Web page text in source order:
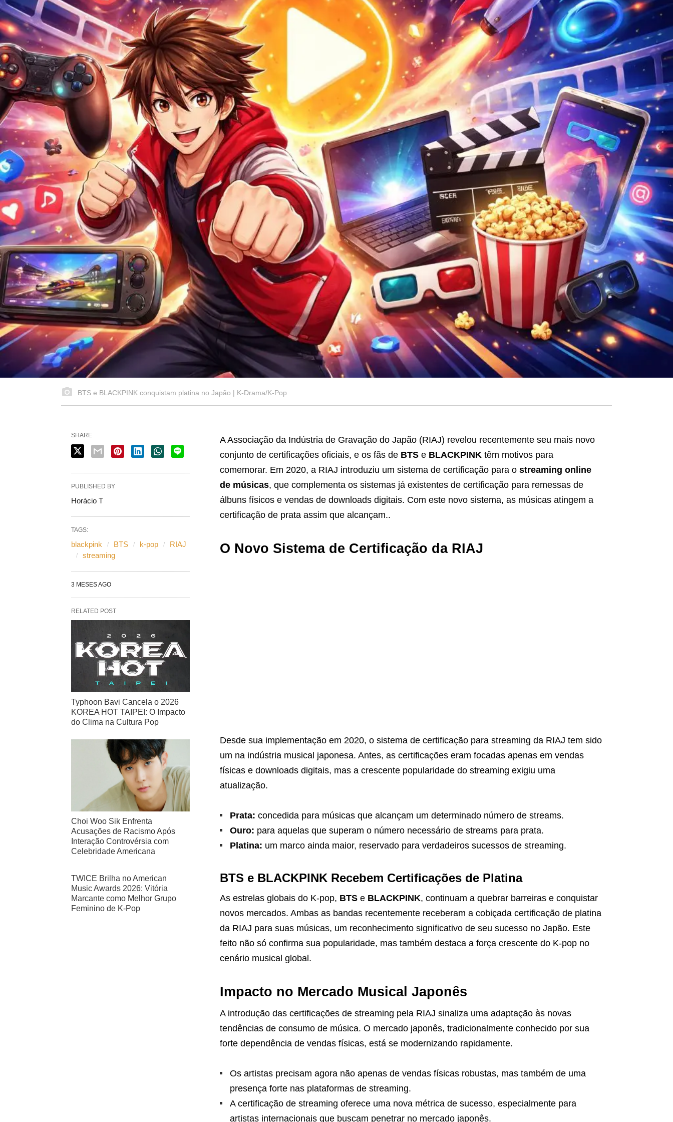
BTS e BLACKPINK conquistam platina no Japão | K-Drama/K-Pop
A Associação da Indústria de Gravação do Japão (RIAJ) revelou recentemente seu mais novo
conjunto de certificações oficiais, e os fãs de BTSe BLACKPINK têm motivos para
comemorar. Em 2020, a RIAJ introduziu um sistema de certificação para o streaming online
de músicas, que complementa os sistemas já existentes de certificação para remessas de
álbuns físicos e vendas de downloads digitais. Com este novo sistema, as músicas atingem a
certificação de prata assim que alcançam..
O Novo Sistema de Certificação da RIAJ
Desde sua implementação em 2020, o sistema de certificação para streaming da RIAJ tem sido
um na indústria musical japonesa. Antes, as certificações eram focadas apenas em vendas
físicas e downloads digitais, mas a crescente popularidade do streaming exigiu uma
atualização.
Prata: concedida para músicas que alcançam um determinado número de streams.
Ouro: para aquelas que superam o número necessário de streams para prata.
Platina: um marco ainda maior, reservado para verdadeiros sucessos de streaming.
BTS e BLACKPINK Recebem Certificações de Platina
As estrelas globais do K-pop, BTSe BLACKPINK, continuam a quebrar barreiras e conquistar
novos mercados. Ambas as bandas recentemente receberam a cobiçada certificação de platina
da RIAJ para suas músicas, um reconhecimento significativo de seu sucesso no Japão. Este
feito não só confirma sua popularidade, mas também destaca a força crescente do K-pop no
cenário musical global.
Impacto no Mercado Musical Japonês
A introdução das certificações de streaming pela RIAJ sinaliza uma adaptação às novas
tendências de consumo de música. O mercado japonês, tradicionalmente conhecido por sua
forte dependência de vendas físicas, está se modernizando rapidamente.
Os artistas precisam agora não apenas de vendas físicas robustas, mas também de uma
presença forte nas plataformas de streaming.
A certificação de streaming oferece uma nova métrica de sucesso, especialmente para
artistas internacionais que buscam penetrar no mercado japonês.
SHARE
PUBLISHED BY
Horácio T
TAGS:
blackpink BTS k-pop
RIAJ
streaming
3 MESES AGO
RELATED POST
Typhoon Bavi Cancela o 2026
KOREA HOT TAIPEI: O Impacto
do Clima na Cultura Pop
Choi Woo Sik Enfrenta
Acusações de Racismo Após
Interação Controvérsia com
Celebridade Americana
TWICE Brilha no American
Music Awards 2026: Vitória
Marcante como Melhor Grupo
Feminino de K-Pop